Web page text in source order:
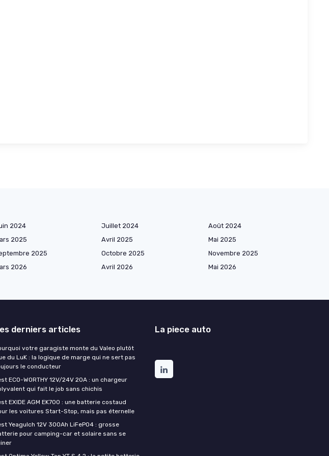
2024 Juillet 2024
Août 2024
2025 Avril 2025
Mai 2025
2025 Octobre 2025
Novembre 2025
2026 Avril 2026
Mai 2026
derniers articles
votre garagiste monte du Valeo plutôt
du LuK : la logique de marge qui ne sert pas
le conducteur
ECO-WORTHY 12V/24V 20A : un chargeur
qui fait le job sans chichis
EXIDE AGM EK700 : une batterie costaud
les voitures Start-Stop, mais pas éternelle
Yeagulch 12V 300Ah LiFePO4 : grosse
pour camping-car et solaire sans se
La piece auto